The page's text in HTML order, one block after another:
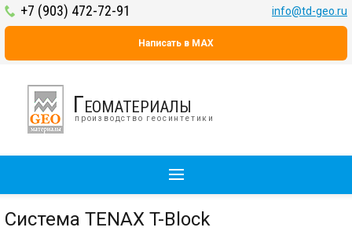
+7 (903) 472-72-91 info@td-geo.ru
Написать в MAX
Геоматериалы
производство геосинтетики
Система TENAX T-Block